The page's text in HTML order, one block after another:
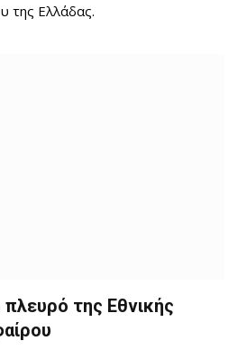
της Ελλάδας.
της Εθνικής